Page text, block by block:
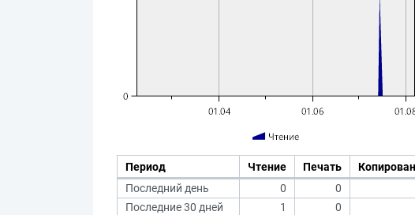
Период Чтение Печать
Последний день
0 0
Последние 30 дней
1 0